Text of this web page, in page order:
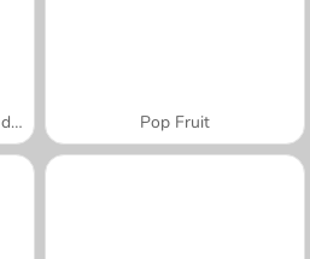
Tarte Tatin : École de cuisine de Sara Pop Fruit